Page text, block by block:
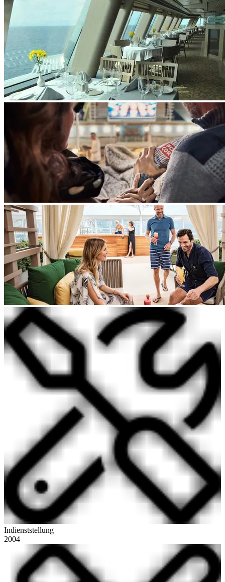
Indienststellung
2004